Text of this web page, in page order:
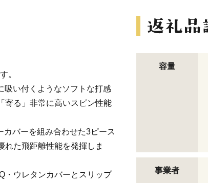
。
吸い付くようなソフトな打感
寄る」非常に高いスピン性能
バーを組み合わせた3ピース
れた飛距離性能を発揮しま
・ウレタンカバーとスリップ
容量
事業者